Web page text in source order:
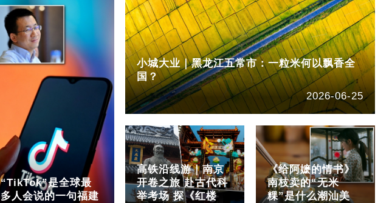
“TikTok”是全球最
多人会说的一句福建
小城大业｜黑龙江五常市：一粒米何以飘香全
国？
2026-06-25
高铁沿线游｜南京
开卷之旅 赴古代科
举考场 探《红楼
《给阿嬷的情书》
南枝卖的“无米
粿”是什么潮汕美